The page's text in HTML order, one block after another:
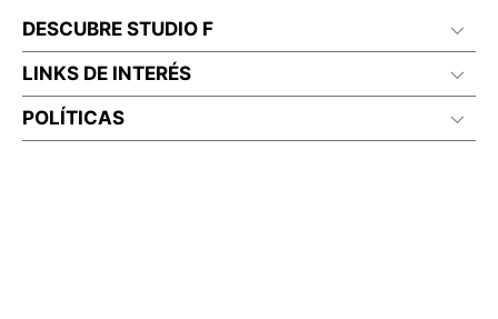
DESCUBRE STUDIO F
LINKS DE INTERÉS
POLÍTICAS